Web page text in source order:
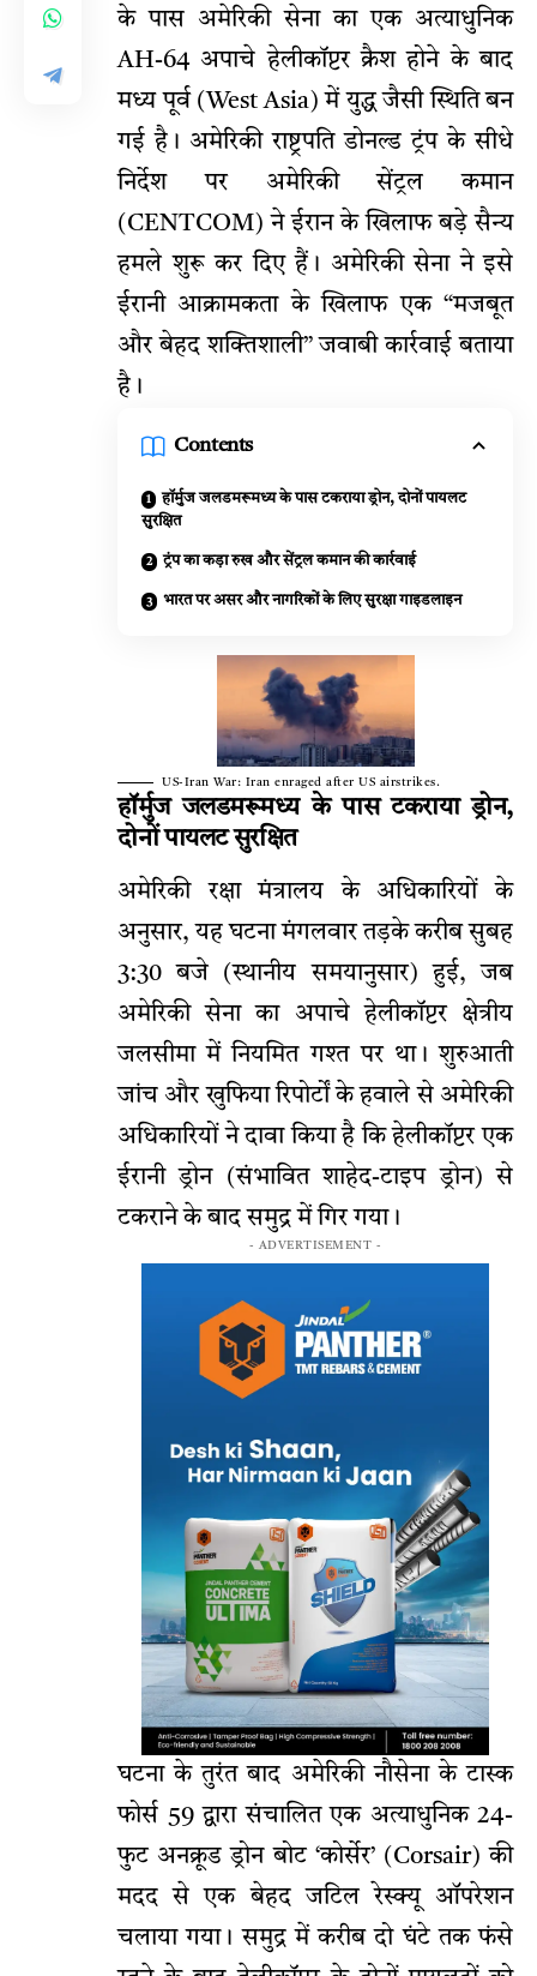
के पास अमेरिकी सेना का एक अत्याधुनिक
AH-64 अपाचे हेलीकॉप्टर क्रैश होने के बाद
मध्य पूर्व (West Asia) में युद्ध जैसी स्थिति बन
गई है। अमेरिकी राष्ट्रपति डोनल्ड ट्रंप के सीधे
निर्देश पर अमेरिकी सेंट्रल कमान
(CENTCOM) ने ईरान के खिलाफ बड़े सैन्य
हमले शुरू कर दिए हैं। अमेरिकी सेना ने इसे
ईरानी आक्रामकता के खिलाफ एक “मजबूत
और बेहद शक्तिशाली” जवाबी कार्रवाई बताया
है।
Contents
हॉर्मुज जलडमरूमध्य के पास टकराया ड्रोन, दोनों पायलट
सुरक्षित
ट्रंप का कड़ा रुख और सेंट्रल कमान की कार्रवाई
भारत पर असर और नागरिकों के लिए सुरक्षा गाइडलाइन
US-Iran War: Iran enraged after US airstrikes.
हॉर्मुज जलडमरूमध्य के पास टकराया ड्रोन,
दोनों पायलट सुरक्षित
अमेरिकी रक्षा मंत्रालय के अधिकारियों के
अनुसार, यह घटना मंगलवार तड़के करीब सुबह
3:30 बजे (स्थानीय समयानुसार) हुई, जब
अमेरिकी सेना का अपाचे हेलीकॉप्टर क्षेत्रीय
जलसीमा में नियमित गश्त पर था। शुरुआती
जांच और खुफिया रिपोर्टों के हवाले से अमेरिकी
अधिकारियों ने दावा किया है कि हेलीकॉप्टर एक
ईरानी ड्रोन (संभावित शाहेद-टाइप ड्रोन) से
टकराने के बाद समुद्र में गिर गया।
- ADVERTISEMENT -
घटना के तुरंत बाद अमेरिकी नौसेना के टास्क
फोर्स 59 द्वारा संचालित एक अत्याधुनिक 24-
फुट अनक्रूड ड्रोन बोट ‘कोर्सेर’ (Corsair) की
मदद से एक बेहद जटिल रेस्क्यू ऑपरेशन
चलाया गया। समुद्र में करीब दो घंटे तक फंसे